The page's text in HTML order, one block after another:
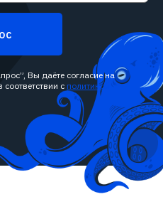
Вы даёте согласие на
с политикой